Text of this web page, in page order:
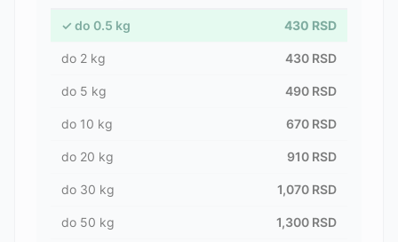
✓ do 0.5 kg 430 RSD
do 2 kg 430 RSD
do 5 kg 490 RSD
do 10 kg 670 RSD
do 20 kg 910 RSD
do 30 kg 1,070 RSD
do 50 kg 1,300 RSD